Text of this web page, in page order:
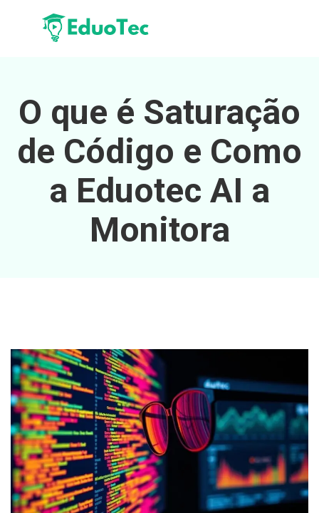
O que é Saturação
de Código e Como
a Eduotec AI a
Monitora